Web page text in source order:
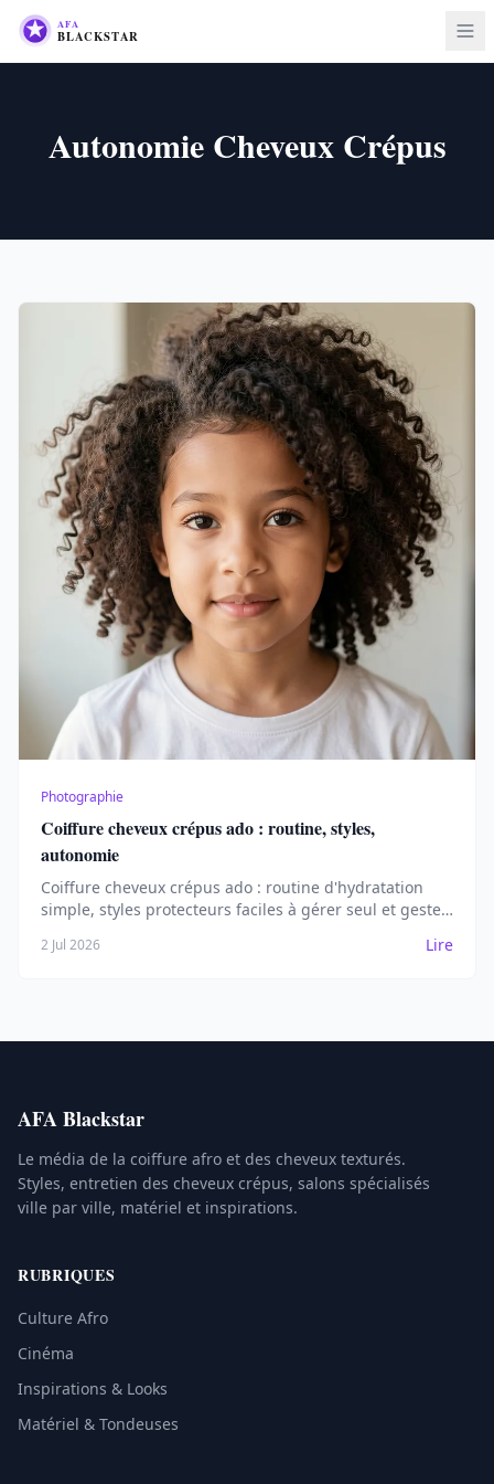
Autonomie Cheveux Crépus
Photographie
Coiffure cheveux crépus ado : routine, styles,
autonomie
Coiffure cheveux crépus ado : routine d'hydratation
simple, styles protecteurs faciles à gérer seul et gestes
2 Jul 2026 Lire
AFA Blackstar
Le média de la coiffure afro et des cheveux texturés.
Styles, entretien des cheveux crépus, salons spécialisés
ville par ville, matériel et inspirations.
RUBRIQUES
Culture Afro
Cinéma
Inspirations & Looks
Matériel & Tondeuses